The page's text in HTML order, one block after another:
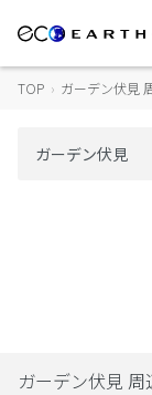
TOP › ガーデン伏見
ガーデン伏見